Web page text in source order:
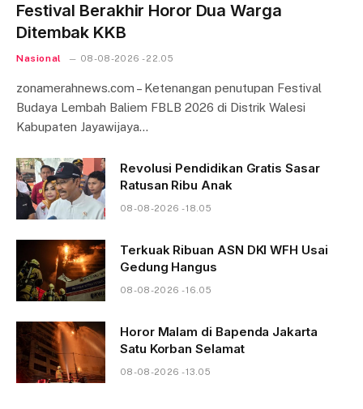
Festival Berakhir Horor Dua Warga
Ditembak KKB
Nasional 08-08-2026 - 22.05
zonamerahnews.com – Ketenangan penutupan Festival
Budaya Lembah Baliem FBLB 2026 di Distrik Walesi
Kabupaten Jayawijaya…
Revolusi Pendidikan Gratis Sasar
Ratusan Ribu Anak
08-08-2026 - 18.05
Terkuak Ribuan ASN DKI WFH Usai
Gedung Hangus
08-08-2026 - 16.05
Horor Malam di Bapenda Jakarta
Satu Korban Selamat
08-08-2026 - 13.05